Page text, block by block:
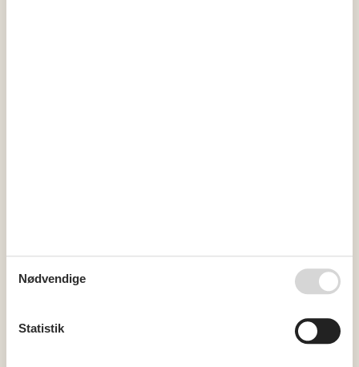
Udlejning af sommerhuse i Vang
En sommerhusferie i Vang byder på idylliske stunder, hvor man
Nødvendige
Statistik